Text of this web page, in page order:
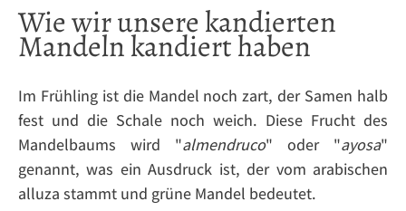
Wie wir unsere kandierten
Mandeln kandiert haben
Im Frühling ist die Mandel noch zart, der Samen halb
fest und die Schale noch weich. Diese Frucht des
Mandelbaums wird "almendruco" oder "ayosa"
genannt, was ein Ausdruck ist, der vom arabischen
alluza stammt und grüne Mandel bedeutet.